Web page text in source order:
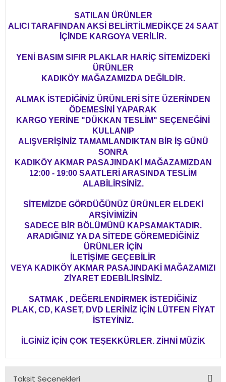
SATILAN ÜRÜNLER
ALICI TARAFINDAN AKSİ BELİRTİLMEDİKÇE 24 SAAT
İÇİNDE KARGOYA VERİLİR.
YENİ BASIM SIFIR PLAKLAR HARİÇ SİTEMİZDEKİ
ÜRÜNLER
KADIKÖY MAĞAZAMIZDA DEĞİLDİR.
ALMAK İSTEDİĞİNİZ ÜRÜNLERİ SİTE ÜZERİNDEN
ÖDEMESİNİ YAPARAK
KARGO YERİNE "DÜKKAN TESLİM" SEÇENEĞİNİ
KULLANIP
ALIŞVERİŞİNİZ TAMAMLANDIKTAN BİR İŞ GÜNÜ
SONRA
KADIKÖY AKMAR PASAJINDAKİ MAĞAZAMIZDAN
12:00 - 19:00 SAATLERİ ARASINDA TESLİM
ALABİLİRSİNİZ.
SİTEMİZDE GÖRDÜĞÜNÜZ ÜRÜNLER ELDEKİ
ARŞİVİMİZİN
SADECE BİR BÖLÜMÜNÜ KAPSAMAKTADIR.
ARADIĞINIZ YA DA SİTEDE GÖREMEDİĞİNİZ
ÜRÜNLER İÇİN
İLETİŞİME GEÇEBİLİR
VEYA KADIKÖY AKMAR PASAJINDAKİ MAĞAZAMIZI
ZİYARET EDEBİLİRSİNİZ.
SATMAK , DEĞERLENDİRMEK İSTEDİĞİNİZ
PLAK, CD, KASET, DVD LERİNİZ İÇİN LÜTFEN FİYAT
İSTEYİNİZ.
İLGİNİZ İÇİN ÇOK TEŞEKKÜRLER. ZİHNİ MÜZİK
Taksit Seçenekleri